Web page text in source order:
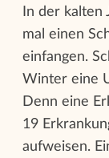
In der kalten
mal einen
einfangen.
Winter eine
Denn eine
19
aufweisen.